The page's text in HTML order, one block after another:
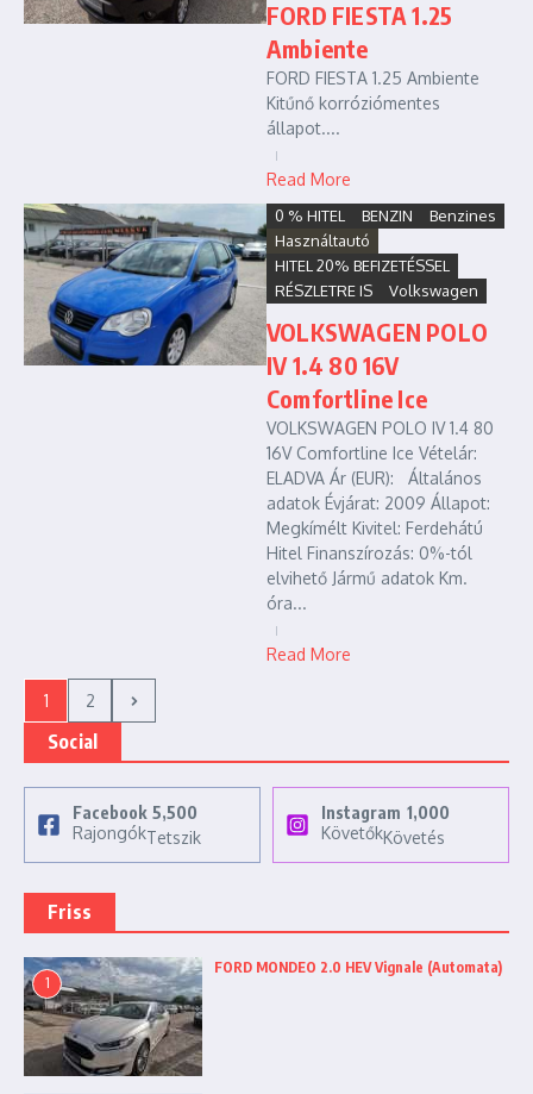
FORD FIESTA 1.25
Ambiente
FORD FIESTA 1.25 Ambiente
Kitűnő korróziómentes
állapot....
Read More
0 % HITEL BENZIN
Benzines
Használtautó
HITEL 20% BEFIZETÉSSEL
RÉSZLETRE IS
Volkswagen
VOLKSWAGEN POLO
IV 1.4 80 16V
Comfortline Ice
VOLKSWAGEN POLO IV 1.4 80
16V Comfortline Ice Vételár:
ELADVA Ár (EUR): Általános
adatok Évjárat: 2009 Állapot:
Megkímélt Kivitel: Ferdehátú
Hitel Finanszírozás: 0%-tól
elvihető Jármű adatok Km.
óra...
Read More
1 2
Social
Facebook 5,500
RajongókTetszik
Instagram 1,000
KövetőkKövetés
Friss
1
FORD MONDEO 2.0 HEV Vignale (Automata)